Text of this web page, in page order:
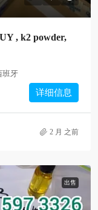
, k2 powder,
班牙
详细信息
2 月 之前
出售